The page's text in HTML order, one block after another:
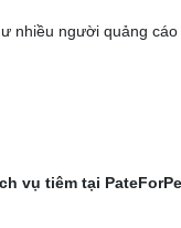
nhiều người quảng
vụ tiêm tại